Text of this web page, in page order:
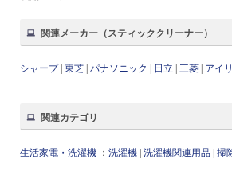
関連メーカー（スティッククリーナー）
シャープ|東芝 |パナソニック 日立 |三菱 アイ
関連カテゴリ
生活家電・洗濯機 ：洗濯機 |洗濯機関連用品 |掃